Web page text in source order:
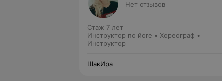
Нет отзывов
Стаж 7 лет
Инструктор по йоге • Хореограф •
Инструктор
ШакИра